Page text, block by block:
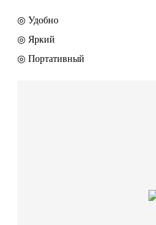
◎ Удобно
◎ Яркий
◎ Портативный